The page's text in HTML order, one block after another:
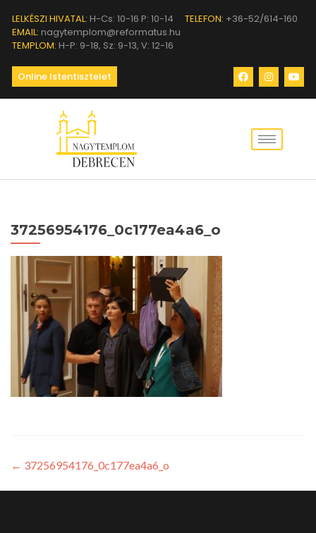
LELKÉSZI HIVATAL: H-Cs: 10-16 P: 10-14 TELEFON: +36-52/614-160
EMAIL: nagytemplom@reformatus.hu
TEMPLOM: H-P: 9-18, Sz: 9-13, V: 12-16
Online Istentisztelet
37256954176_0c177ea4a6_o
← 37256954176_0c177ea4a6_o